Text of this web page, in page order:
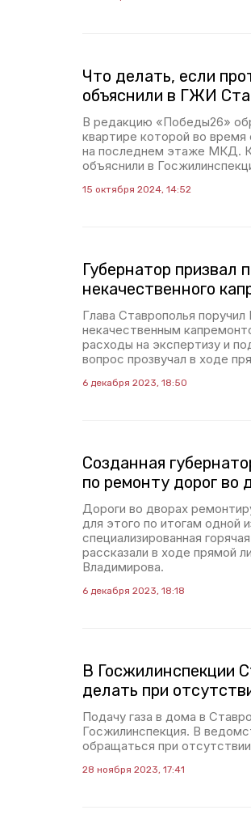
Что делать, если
объяснили в ГЖИ
В редакцию «Победы26»
квартире которой во
на последнем этаже МКД.
объяснили в
15 октября 2024, 14:52
Губернатор призвал
некачественного
Глава Ставрополья
некачественным
расходы на экспертизу и
вопрос прозвучал в ходе
6 декабря 2023, 18:50
Созданная
по ремонту дорог во
Дороги во дворах
для этого по итогам одной
специализированная
рассказали в ходе прямой
Владимирова.
6 декабря 2023, 18:18
В Госжилинспекции
делать при
Подачу газа в дома в
Госжилинспекция. В
обращаться при
28 ноября 2023, 17:41